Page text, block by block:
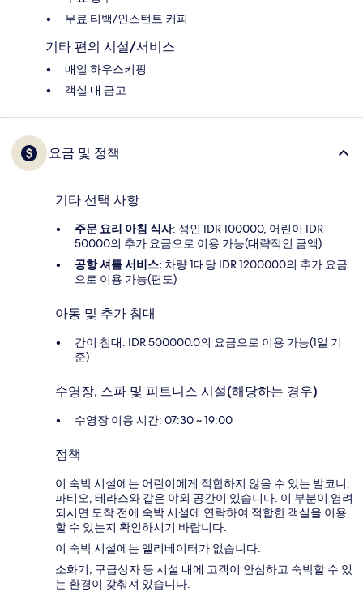
무료 티백/인스턴트 커피
기타 편의 시설/서비스
매일 하우스키핑
객실 내 금고
요금 및 정책
기타 선택 사항
주문 요리 아침 식사: 성인 IDR 100000, 어린이 IDR
50000의 추가 요금으로 이용 가능(대략적인 금액)
공항 셔틀 서비스: 차량 1대당 IDR 1200000의 추가 요금
으로 이용 가능(편도)
아동 및 추가 침대
간이 침대: IDR 500000.0의 요금으로 이용 가능(1일 기
준)
수영장, 스파 및 피트니스 시설(해당하는 경우)
수영장 이용 시간: 07:30 ~ 19:00
정책
이 숙박 시설에는 어린이에게 적합하지 않을 수 있는 발코니,
파티오, 테라스와 같은 야외 공간이 있습니다. 이 부분이 염려
되시면 도착 전에 숙박 시설에 연락하여 적합한 객실을 이용
할 수 있는지 확인하시기 바랍니다.
이 숙박 시설에는 엘리베이터가 없습니다.
소화기, 구급상자 등 시설 내에 고객이 안심하고 숙박할 수 있
는 환경이 갖춰져 있습니다.